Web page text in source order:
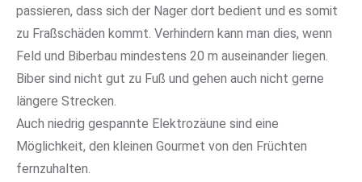
passieren, dass sich der Nager dort bedient und es somit
zu Fraßschäden kommt. Verhindern kann man dies, wenn
Feld und Biberbau mindestens 20 m auseinander liegen.
Biber sind nicht gut zu Fuß und gehen auch nicht gerne
längere Strecken.
Auch niedrig gespannte Elektrozäune sind eine
Möglichkeit, den kleinen Gourmet von den Früchten
fernzuhalten.